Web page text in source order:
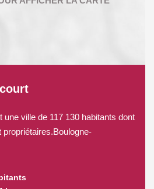
une ville de 117 130 habitants dont